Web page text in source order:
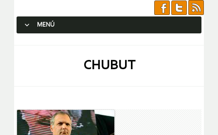
MENÚ
CHUBUT